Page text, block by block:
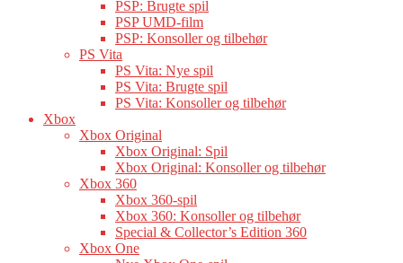
PSP: Brugte spil
PSP UMD-film
PSP: Konsoller og tilbehør
PS Vita
PS Vita: Nye spil
PS Vita: Brugte spil
PS Vita: Konsoller og tilbehør
Xbox
Xbox Original
Xbox Original: Spil
Xbox Original: Konsoller og tilbehør
Xbox 360
Xbox 360-spil
Xbox 360: Konsoller og tilbehør
Special & Collector’s Edition 360
Xbox One